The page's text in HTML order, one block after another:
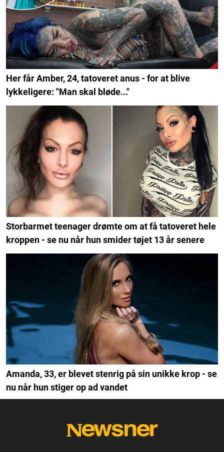
Her får Amber, 24, tatoveret anus - for at blive
lykkeligere: "Man skal bløde..."
Storbarmet teenager drømte om at få tatoveret hele
kroppen - se nu når hun smider tøjet 13 år senere
Amanda, 33, er blevet stenrig på sin unikke krop - se
nu når hun stiger op ad vandet